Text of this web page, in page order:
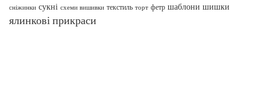
сніжинки сукні схеми вишивки текстиль торт фетр шаблони шишки
ялинкові прикраси